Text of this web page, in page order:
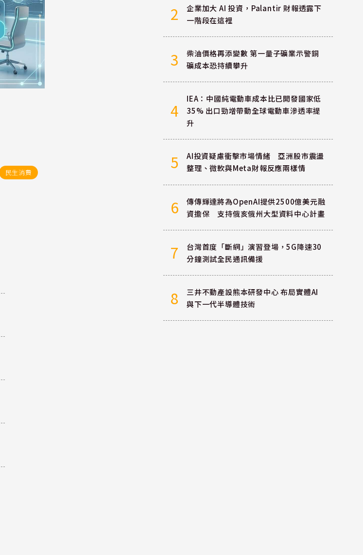
民生消費
2
企業加大 AI 投資，Palantir 財報透露下
一階段在這裡
3
柴油價格再添變數 第一量子礦業示警銅
礦成本恐持續攀升
4
IEA：中國純電動車成本比已開發國家低
35% 出口勁增帶動全球電動車滲透率提
升
5
AI投資疑慮衝擊市場情緒 亞洲股市震盪
整理、微軟與Meta財報反應兩樣情
6
傳傳輝達將為OpenAI提供2500億美元融
資擔保 支持俄亥俄州大型資料中心計畫
7
台灣首度「斷網」演習登場，5G降速30
分鐘測試全民通訊備援
8
三井不動產設熊本研發中心 布局實體AI
與下一代半導體技術